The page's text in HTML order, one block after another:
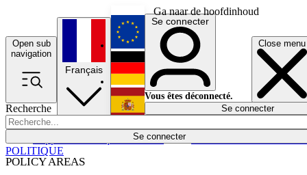
Ga naar de hoofdinhoud
Open sub
navigation
Close menu
Recherche
Se connecter
POLICY AREAS
Économie
Français
English
Deutsch
Español
Se connecter
Vous êtes déconnecté.
Se connecter
POLITIQUE